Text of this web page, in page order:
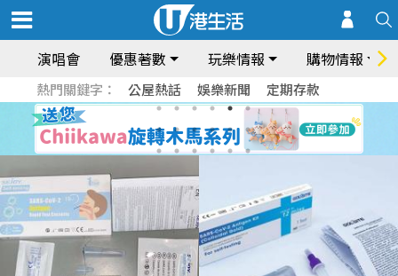
演唱會 優惠著數 玩樂情報 購物情報
熱門關鍵字： 公屋熱話 娛樂新聞 定期存款